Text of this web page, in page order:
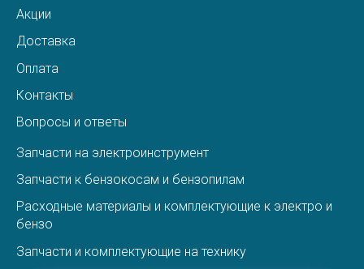
Акции
Доставка
Оплата
Контакты
Вопросы и ответы
Запчасти на электроинструмент
Запчасти к бензокосам и бензопилам
Расходные материалы и комплектующие к электро и
бензо
Запчасти и комплектующие на технику